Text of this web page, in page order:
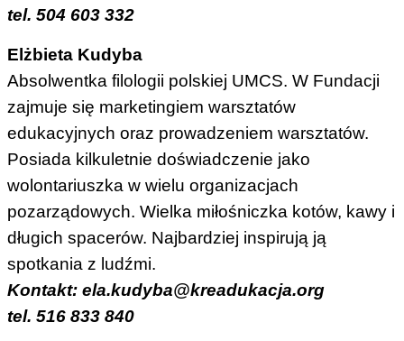
tel. 504 603 332
Elżbieta Kudyba
Absolwentka filologii polskiej UMCS. W Fundacji
zajmuje się marketingiem warsztatów
edukacyjnych oraz prowadzeniem warsztatów.
Posiada kilkuletnie doświadczenie jako
wolontariuszka w wielu organizacjach
pozarządowych. Wielka miłośniczka kotów, kawy i
długich spacerów. Najbardziej inspirują ją
spotkania z ludźmi.
Kontakt: ela.kudyba@kreadukacja.org
tel. 516 833 840